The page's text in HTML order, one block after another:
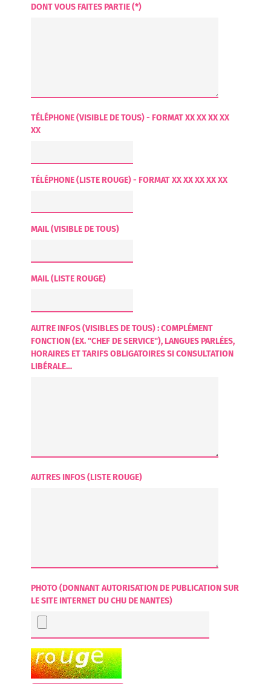
DONT VOUS FAITES PARTIE (*)
TÉLÉPHONE (VISIBLE DE TOUS) - FORMAT XX XX XX XX
XX
TÉLÉPHONE (LISTE ROUGE) - FORMAT XX XX XX XX XX
MAIL (VISIBLE DE TOUS)
MAIL (LISTE ROUGE)
AUTRE INFOS (VISIBLES DE TOUS) : COMPLÉMENT
FONCTION (EX. "CHEF DE SERVICE"), LANGUES PARLÉES,
HORAIRES ET TARIFS OBLIGATOIRES SI CONSULTATION
LIBÉRALE…
AUTRES INFOS (LISTE ROUGE)
PHOTO (DONNANT AUTORISATION DE PUBLICATION SUR
LE SITE INTERNET DU CHU DE NANTES)
CHAMP POUR LES ROBOTS. SI VOUS ÊTES HUMAINS, MERCI DE